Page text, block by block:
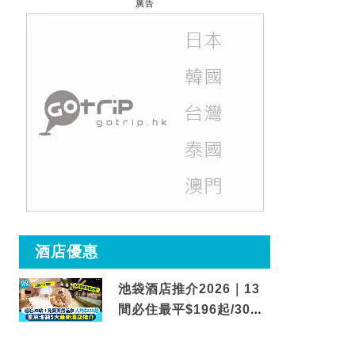
廣告
酒店優惠
池袋酒店推介2026｜13
間必住最平$196起/30秒